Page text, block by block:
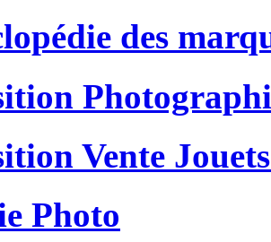
des
Vente
Photo